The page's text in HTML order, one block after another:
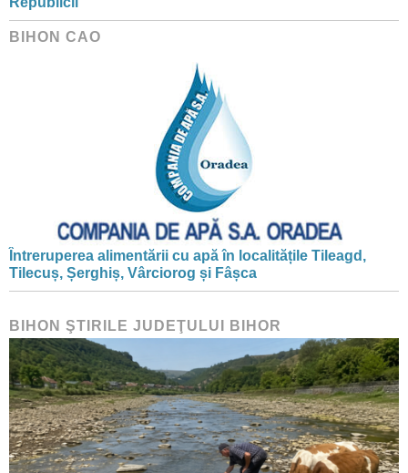
BIHON CAO
Întreruperea alimentării cu apă în localitățile Tileagd,
Tilecuș, Șerghiș, Vârciorog și Fâșca
BIHON ŞTIRILE JUDEŢULUI BIHOR